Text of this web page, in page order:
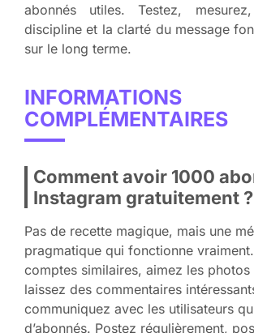
abonnés utiles. Testez,
discipline et la clarté du message
sur le long terme.
INFORMATIONS
COMPLÉMENTAIRES
Comment avoir 1000
Instagram gratuitement ?
Pas de recette magique, mais une
pragmatique qui fonctionne
comptes similaires, aimez les photos
laissez des commentaires
communiquez avec les utilisateurs
d’abonnés. Postez régulièrement,